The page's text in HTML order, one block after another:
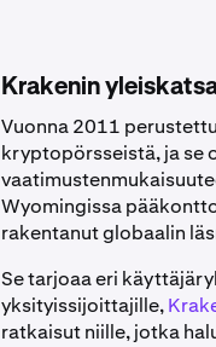
Krakenin
Vuonna 2011
kryptopörsseistä, ja se
Wyomingissa
rakentanut globaalin
Se tarjoaa eri
yksityissijoittajille,
ratkaisut niille, jotka